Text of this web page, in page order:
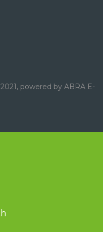
powered by ABRA E-